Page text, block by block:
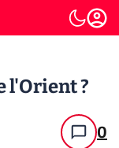
l'Orient ?
0